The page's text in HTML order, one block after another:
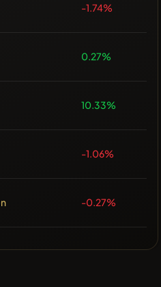
-1.74%
0.27%
10.33%
-1.06%
-0.27%